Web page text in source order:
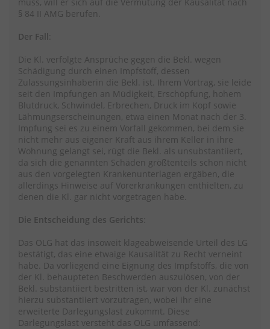
§ 84 II AMG berufen.
Der Fall
Die Kl. verfolgte Ansprüche gegen die Bekl. wegen
Schädigung durch einen Impfstoff, dessen
Zulassungsinhaberin die Bekl. ist. Ihrem Vortrag, sie leide
seit den Impfungen an Müdigkeit, Erschöpfung, hohem
Blutdruck, Schwindel, Erbrechen, Druck im Kopf sowie
Lähmungserscheinungen, etwa einen Monat nach der 3.
Impfung sei es zu einem Vorfall gekommen, bei dem sie
nicht mehr aus eigener Kraft aus ihrem Keller in ihre
Wohnung gelangt sei, rügt die Bekl. als unsubstantiiert,
da sich die genannten Schäden größtenteils schon nicht
aus den vorgelegten Krankenunterlagen ergäben, die
allerdings Hinweise auf Vorerkrankungen enthielten, zu
denen die Kl. gar nicht vorgetragen habe.
Die Entscheidung des Gerichts
Das OLG hat das insoweit klageabweisende Urteil des LG
bestätigt, das eine etwaige Kausalität zu Recht verneint
habe. Da vorliegend eine Eignung des Impfstoffs, die von
der Kl. behaupteten Beschwerden auszulösen, von der
Bekl. substantiiert bestritten ist, war von der Kl. zunächst
hierzu substantiiert vorzutragen, wobei ihr eine
erweiterte Darlegungslast zukommt. Diese
Darlegungslast versteht das OLG umfassend: